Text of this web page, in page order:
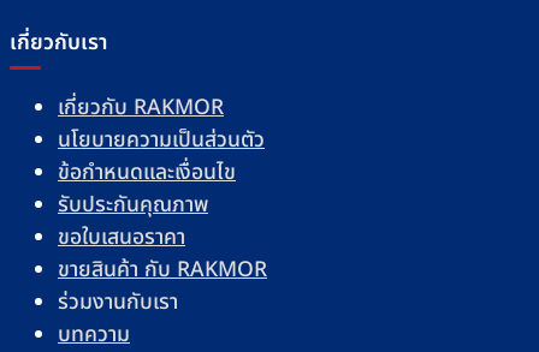
เกี่ยวกับเรา
เกี่ยวกับ RAKMOR
นโยบายความเป็นส่วนตัว
ข้อกำหนดและเงื่อนไข
รับประกันคุณภาพ
ขอใบเสนอราคา
ขายสินค้า กับ RAKMOR
ร่วมงานกับเรา
บทความ